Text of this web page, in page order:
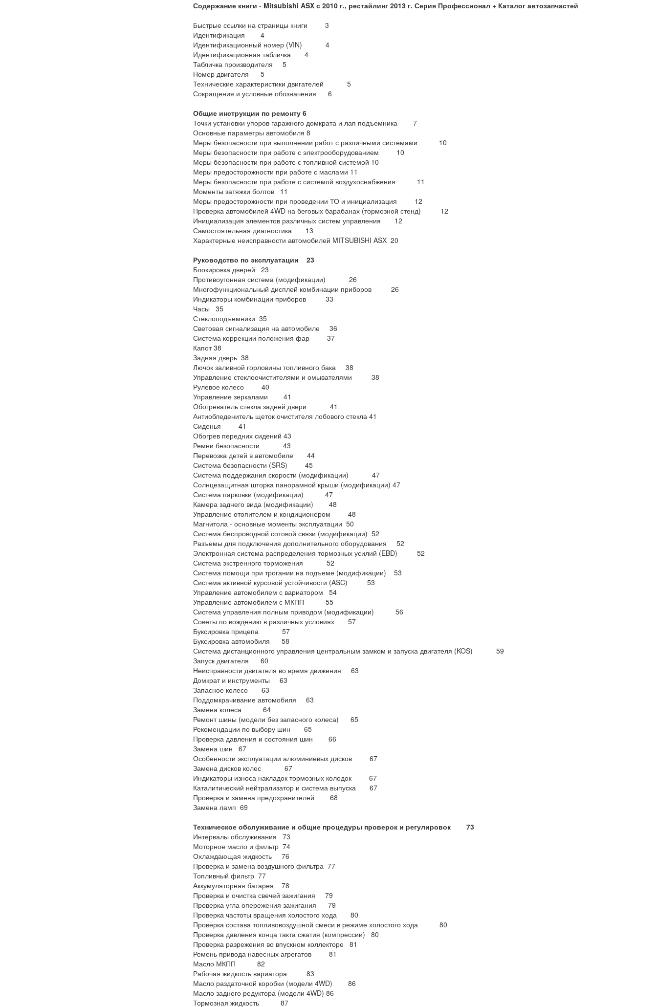
Содержание книги - Mitsubishi ASX с 2010 г., рестайлинг 2013 г. Серия Профессионал + Каталог автозапчастей
Быстрые ссылки на страницы книги 3
Идентификация 4
Идентификационный номер (VIN) 4
Идентификационная табличка 4
Табличка производителя 5
Номер двигателя 5
Технические характеристики двигателей 5
Сокращения и условные обозначения 6
Общие инструкции по ремонту 6
Точки установки упоров гаражного домкрата и лап подъемника 7
Основные параметры автомобиля 8
Меры безопасности при выполнении работ с различными системами 10
Меры безопасности при работе с электрооборудованием 10
Меры безопасности при работе с топливной системой 10
Меры предосторожности при работе с маслами 11
Меры безопасности при работе с системой воздухоснабжения 11
Моменты затяжки болтов 11
Меры предосторожности при проведении ТО и инициализация 12
Проверка автомобилей 4WD на беговых барабанах (тормозной стенд) 12
Инициализация элементов различных систем управления 12
Самостоятельная диагностика 13
Характерные неисправности автомобилей MITSUBISHI ASX 20
Руководство по эксплуатации 23
Блокировка дверей 23
Противоугонная система (модификации) 26
Многофункциональный дисплей комбинации приборов 26
Индикаторы комбинации приборов 33
Часы 35
Стеклоподъемники 35
Световая сигнализация на автомобиле 36
Система коррекции положения фар 37
Капот 38
Задняя дверь 38
Лючок заливной горловины топливного бака 38
Управление стеклоочистителями и омывателями 38
Рулевое колесо 40
Управление зеркалами 41
Обогреватель стекла задней двери 41
Антиобледенитель щеток очистителя лобового стекла 41
Сиденья 41
Обогрев передних сидений 43
Ремни безопасности 43
Перевозка детей в автомобиле 44
Система безопасности (SRS) 45
Система поддержания скорости (модификации) 47
Солнцезащитная шторка панорамной крыши (модификации) 47
Система парковки (модификации) 47
Камера заднего вида (модификации) 48
Управление отопителем и кондиционером 48
Магнитола - основные моменты эксплуатации 50
Система беспроводной сотовой связи (модификации) 52
Разъемы для подключения дополнительного оборудования 52
Электронная система распределения тормозных усилий (EBD) 52
Система экстренного торможения 52
Система помощи при трогании на подъеме (модификации) 53
Система активной курсовой устойчивости (ASC) 53
Управление автомобилем с вариатором 54
Управление автомобилем с МКПП 55
Система управления полным приводом (модификации) 56
Советы по вождению в различных условиях 57
Буксировка прицепа 57
Буксировка автомобиля 58
Система дистанционного управления центральным замком и запуска двигателя (KOS) 59
Запуск двигателя 60
Неисправности двигателя во время движения 63
Домкрат и инструменты 63
Запасное колесо 63
Поддомкрачивание автомобиля 63
Замена колеса 64
Ремонт шины (модели без запасного колеса) 65
Рекомендации по выбору шин 65
Проверка давления и состояния шин 66
Замена шин 67
Особенности эксплуатации алюминиевых дисков 67
Замена дисков колес 67
Индикаторы износа накладок тормозных колодок 67
Каталитический нейтрализатор и система выпуска 67
Проверка и замена предохранителей 68
Замена ламп 69
Техническое обслуживание и общие процедуры проверок и регулировок 73
Интервалы обслуживания 73
Моторное масло и фильтр 74
Охлаждающая жидкость 76
Проверка и замена воздушного фильтра 77
Топливный фильтр 77
Аккумуляторная батарея 78
Проверка и очистка свечей зажигания 79
Проверка угла опережения зажигания 79
Проверка частоты вращения холостого хода 80
Проверка состава топливовоздушной смеси в режиме холостого хода 80
Проверка давления конца такта сжатия (компрессии) 80
Проверка разрежения во впускном коллекторе 81
Ремень привода навесных агрегатов 81
Масло МКПП 82
Рабочая жидкость вариатора 83
Масло раздаточной коробки (модели 4WD) 86
Масло заднего редуктора (модели 4WD) 86
Тормозная жидкость 87